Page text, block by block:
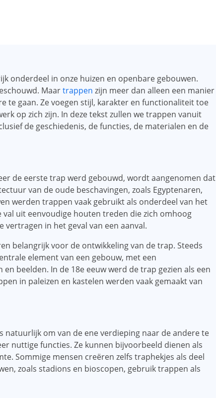
onderdeel in onze huizen en openbare gebouwen.
Maartrappen zijn meer dan alleen een manier
te gaan. Ze voegen stijl, karakter en functionaliteit toe
op zich zijn. In deze tekst zullen we trappen vanuit
de geschiedenis, de functies, de materialen en de
de eerste trap werd gebouwd, wordt aangenomen dat
van de oude beschavingen, zoals Egyptenaren,
werden trappen vaak gebruikt als onderdeel van het
val uit eenvoudige houten treden die zich omhoog
in het geval van een aanval.
belangrijk voor de ontwikkeling van de trap. Steeds
element van een gebouw, met een
beelden. In de 18e eeuw werd de trap gezien als een
in paleizen en kastelen werden vaak gemaakt van
natuurlijk om van de ene verdieping naar de andere te
nuttige functies. Ze kunnen bijvoorbeeld dienen als
Sommige mensen creëren zelfs traphekjes als deel
zoals stadions en bioscopen, gebruik trappen als